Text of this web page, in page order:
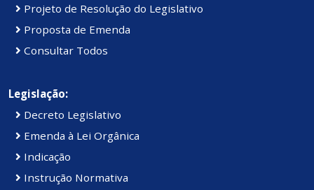
Projeto de Resolução do Legislativo
Proposta de Emenda
Consultar Todos
Legislação:
Decreto Legislativo
Emenda à Lei Orgânica
Indicação
Instrução Normativa